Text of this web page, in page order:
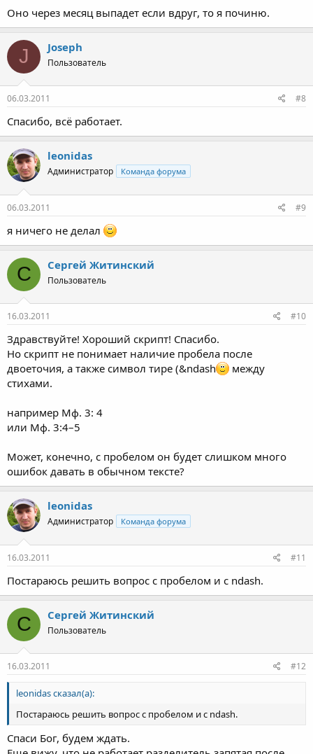
Оно через месяц выпадет если вдруг, то я починю.
J Joseph
Пользователь
06.03.2011 #8
Спасибо, всё работает.
leonidas
Администратор Команда форума
06.03.2011 #9
я ничего не делал
С Сергей Житинский
Пользователь
16.03.2011 #10
Здравствуйте! Хороший скрипт! Спасибо.
Но скрипт не понимает наличие пробела после
двоеточия, а также символ тире (&ndash
между
стихами.
например Мф. 3: 4
или Мф. 3:4–5
Может, конечно, с пробелом он будет слишком много
ошибок давать в обычном тексте?
leonidas
Администратор Команда форума
16.03.2011 #11
Постараюсь решить вопрос с пробелом и с ndash.
С Сергей Житинский
Пользователь
16.03.2011 #12
leonidas сказал(а):
Постараюсь решить вопрос с пробелом и с ndash.
Спаси Бог, будем ждать.